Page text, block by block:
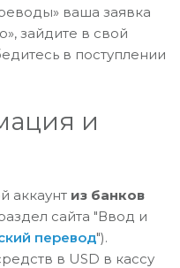
ваша заявка
зайдите в свой
в поступлении
и
аккаунт из банков
сайта "Ввод и
перевод").
в USD в кассу